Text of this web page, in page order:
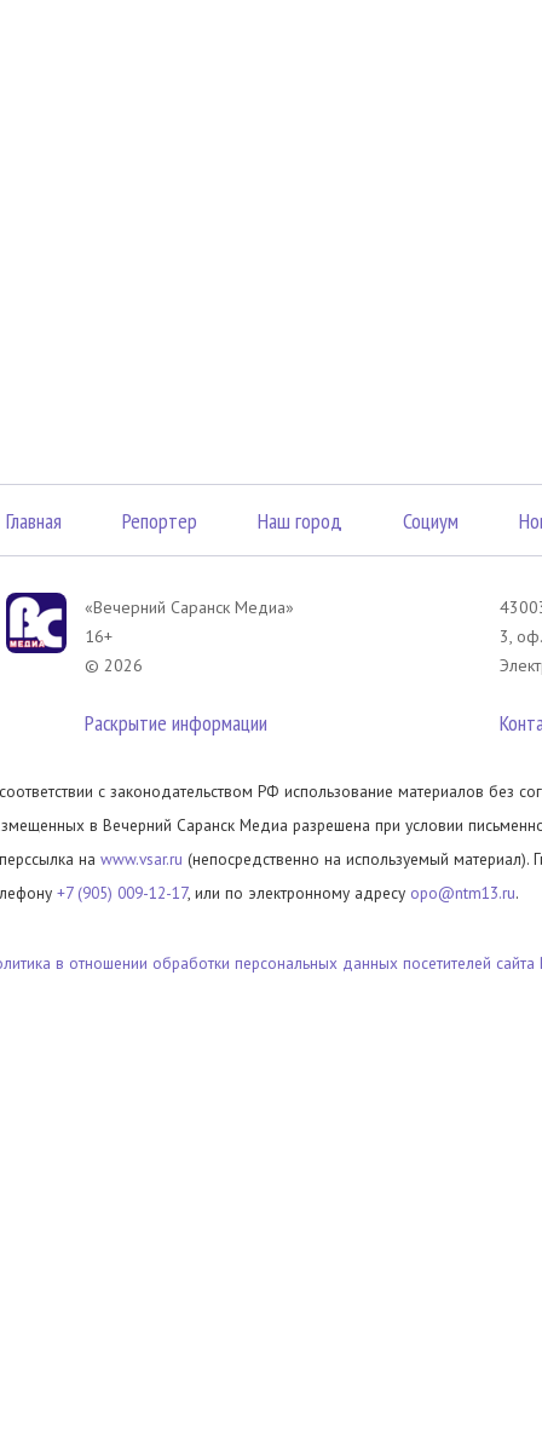
Главная Репортер Наш город Социум
«Вечерний Саранск Mедиа»
16+
© 2026
Раскрытие информации
3,
с законодательством РФ использование материалов без
в Вечерний Саранск Медиа разрешена при условии
на www.vsar.ru (непосредственно на используемый материал).
+7 (905) 009-12-17, или по электронному адресу opo@ntm13.ru.
в отношении обработки персональных данных посетителей